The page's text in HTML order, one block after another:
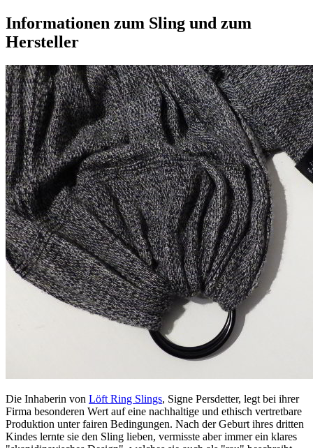
Informationen zum Sling und zum
Hersteller
Die Inhaberin von Löft Ring Slings, Signe Persdetter, legt bei ihrer
Firma besonderen Wert auf eine nachhaltige und ethisch vertretbare
Produktion unter fairen Bedingungen. Nach der Geburt ihres dritten
Kindes lernte sie den Sling lieben, vermisste aber immer ein klares